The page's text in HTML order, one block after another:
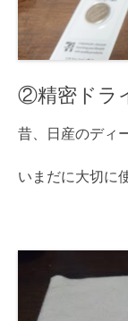
②精密ドラ
昔、日産のディ
いまだに大切に